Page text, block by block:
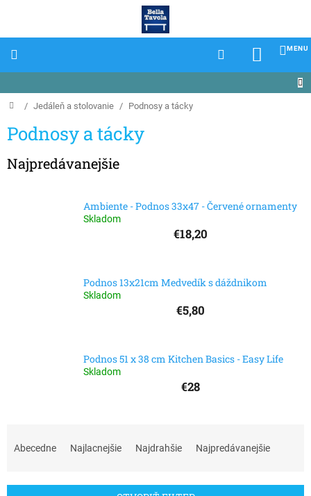
Domov
/ Jedáleň a stolovanie / Podnosy a tácky
Podnosy a tácky
Najpredávanejšie
Ambiente - Podnos 33x47 - Červené ornamenty
Skladom
€18,20
Podnos 13x21cm Medvedík s dáždnikom
Skladom
€5,80
Podnos 51 x 38 cm Kitchen Basics - Easy Life
Skladom
€28
Abecedne Najlacnejšie Najdrahšie Najpredávanejšie